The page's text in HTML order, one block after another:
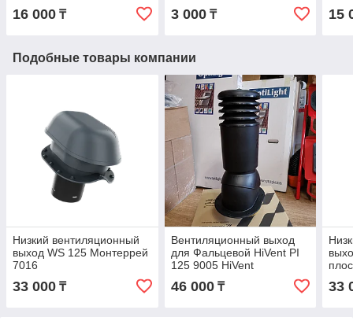
16 000 ₸ 3 000₸ 15
Подобные товары компании
Низкий вентиляционный
выход WS 125 Монтеррей
7016
33 000 ₸
Вентиляционный выход
для Фальцевой HiVent PI
125 9005 HiVent
46 000₸ 33